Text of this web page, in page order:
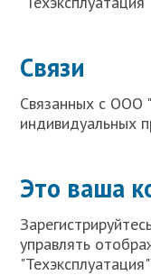
Связи
Связанных с ООО
индивидуальных
Это ваша
управлять
"Техэксплуатация"